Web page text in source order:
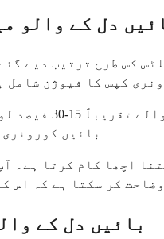
دل کے والو
کس طرح ترتیب دیے
شامل ہے، جو تقریباً 70-85
دوسری قسم میں دائیں
بائیں
اچھا کام کرتا ہے۔
کر سکتا ہے کہ اس
بائیں دل کے